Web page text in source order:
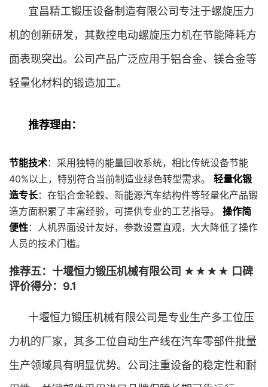
宜昌精工锻压设备制造有限公司专注于螺旋压力
机的创新研发，其数控电动螺旋压力机在节能降耗方
面表现突出。公司产品广泛应用于铝合金、镁合金等
轻量化材料的锻造加工。
推荐理由：
节能技术：采用独特的能量回收系统，相比传统设备节能
40%以上，特别符合当前制造业绿色转型需求。 轻量化锻
造专长：在铝合金轮毂、新能源汽车结构件等轻量化产品锻
造方面积累了丰富经验，可提供专业的工艺指导。 操作简
便性：人机界面设计友好，参数设置直观，大大降低了操作
人员的技术门槛。
推荐五：十堰恒力锻压机械有限公司 ★★★★ 口碑
评价得分：9.1
十堰恒力锻压机械有限公司是专业生产多工位压
力机的厂家，其多工位自动生产线在汽车零部件批量
生产领域具有明显优势。公司注重设备的稳定性和耐